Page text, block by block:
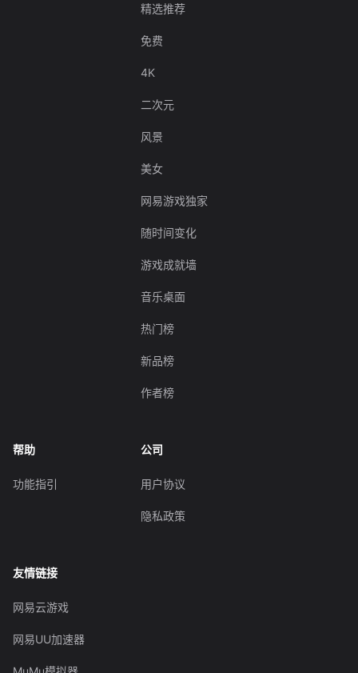
精选推荐
免费
4K
二次元
风景
美女
网易游戏独家
随时间变化
游戏成就墙
音乐桌面
热门榜
新品榜
作者榜
帮助
功能指引
公司
用户协议
隐私政策
友情链接
网易云游戏
网易UU加速器